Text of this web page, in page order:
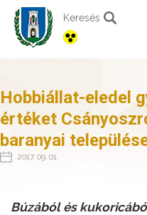
Keresés
Hobbiállat-eledel
értéket
baranyai
2017. 09. 01.
Búzából és